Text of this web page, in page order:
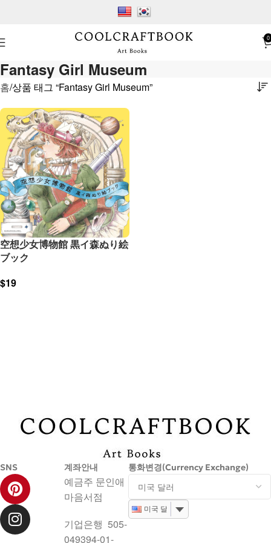
0
Fantasy Girl Museum
홈 상품 태그 “Fantasy Girl Museum”
空想少女博物館 黒イ森ぬり絵
ブック
$19
SNS 계좌안내
예금주 문인애
마음서점
기업은행 505-
049394-01-
통화변경(Currency Exchange)
미국 달러